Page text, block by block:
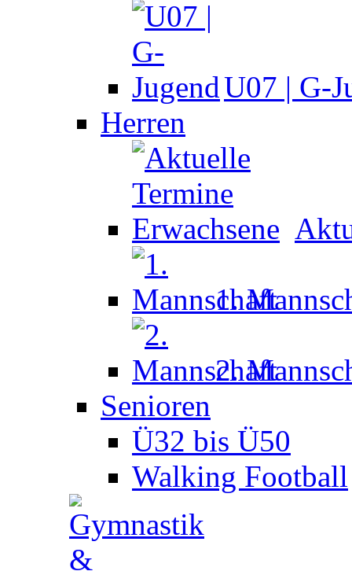
U07 | G-
Herren
1.
2.
Senioren
Ü32 bis Ü50
Walking Football